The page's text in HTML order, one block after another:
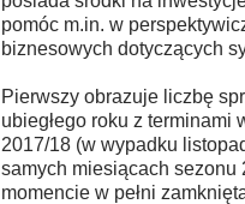
pomóc m.in. w
biznesowych dotyczących
Pierwszy obrazuje liczbę
ubiegłego roku z
2017/18 (w wypadku
samych miesiącach sezonu
momencie w pełni